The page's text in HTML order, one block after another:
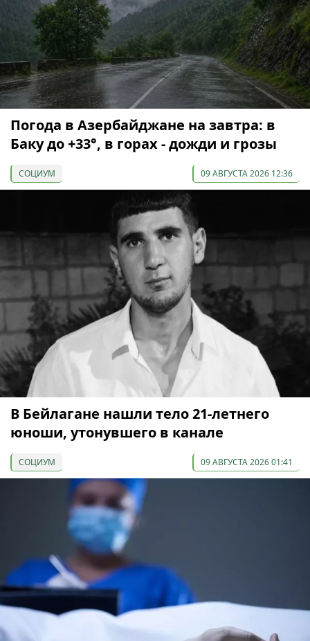
Погода в Азербайджане на завтра: в
Баку до +33°, в горах - дожди и грозы
СОЦИУМ 09 АВГУСТА 2026 12:36
В Бейлагане нашли тело 21-летнего
юноши, утонувшего в канале
СОЦИУМ 09 АВГУСТА 2026 01:41